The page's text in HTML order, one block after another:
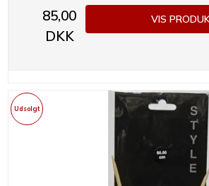
85,00
DKK
VIS
Udsolgt